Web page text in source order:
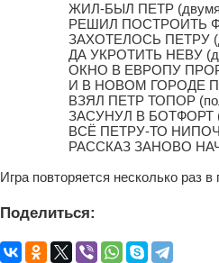
ЖИЛ-БЫЛ ПЕТР (двумя руками
РЕШИЛ ПОСТРОИТЬ ФЛОТ
ЗАХОТЕЛОСЬ ПЕТРУ (двумя
ДА УКРОТИТЬ НЕВУ (двумя
ОКНО В ЕВРОПУ ПРОРУБИТЬ
И В НОВОМ ГОРОДЕ ПОЖИТЬ
ВЗЯЛ ПЕТР ТОПОР
ЗАСУНУЛ В БОТФОРТ
ВСЁ ПЕТРУ-ТО НИПОЧЁМ
РАССКАЗ ЗАНОВО НАЧНЁМ
Игра повторяется несколько раз
Поделиться: